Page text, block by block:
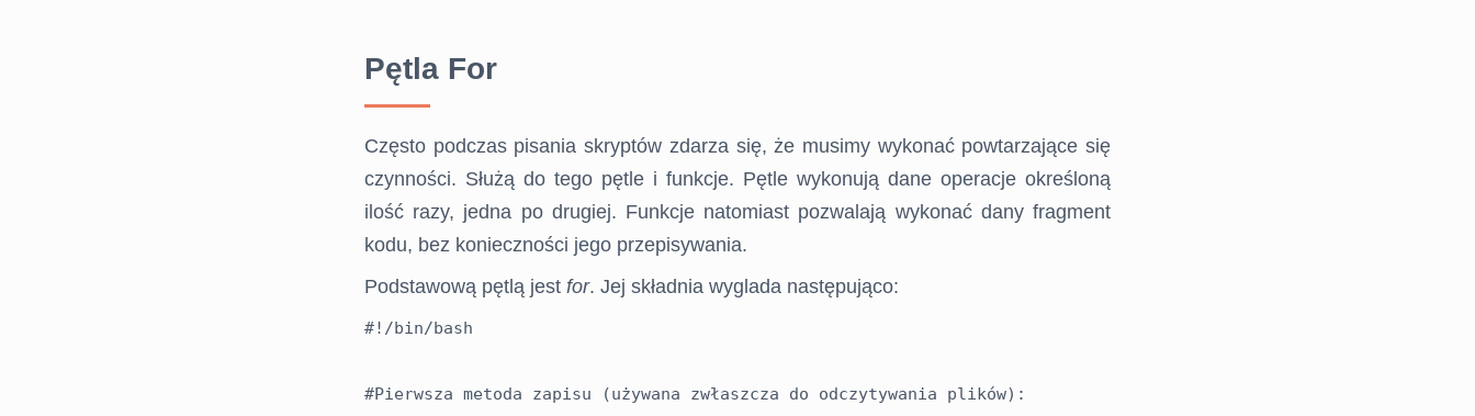
Pętla For
Często podczas pisania skryptów zdarza się, że musimy wykonać powtarzające się
czynności. Służą do tego pętle i funkcje. Pętle wykonują dane operacje określoną
ilość razy, jedna po drugiej. Funkcje natomiast pozwalają wykonać dany fragment
kodu, bez konieczności jego przepisywania.
Podstawową pętlą jest for. Jej składnia wyglada następująco:
#!/bin/bash
#Pierwsza metoda zapisu (używana zwłaszcza do odczytywania plików):